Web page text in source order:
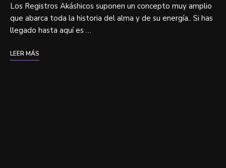
Los Registros Akáshicos suponen un concepto muy amplio
que abarca toda la historia del alma y de su energía.. Si has
llegado hasta aquí es …
LEER MÁS